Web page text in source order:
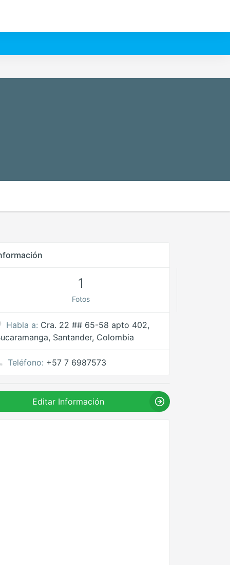
1
Fotos
Habla a: Cra. 22 ## 65-58 apto 402,
Santander, Colombia
Teléfono: +57 7 6987573
Editar Información